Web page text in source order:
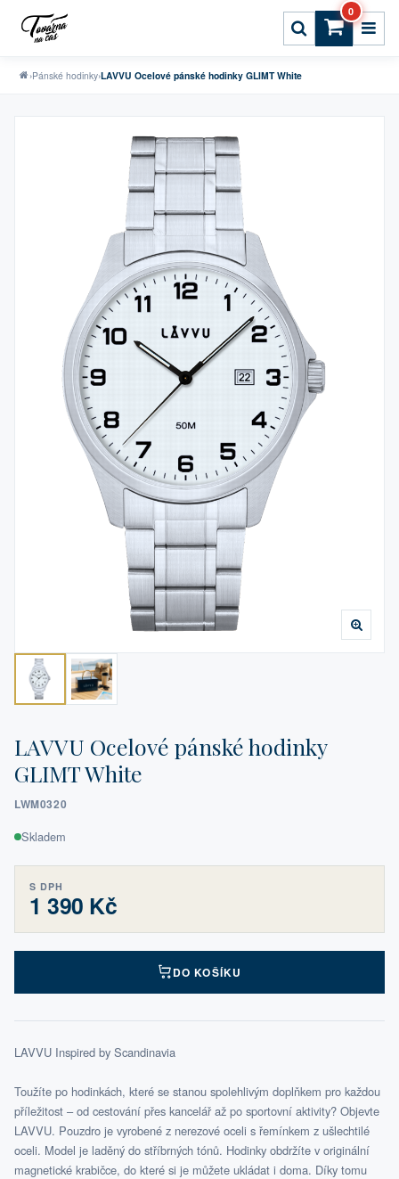
0
›Pánské hodinky›LAVVU Ocelové pánské hodinky GLIMT White
LAVVU Ocelové pánské hodinky
GLIMT White
LWM0320
Skladem
S DPH
1 390 Kč
DO KOŠÍKU
LAVVU Inspired by Scandinavia
Toužíte po hodinkách, které se stanou spolehlivým doplňkem pro každou
příležitost – od cestování přes kancelář až po sportovní aktivity? Objevte
LAVVU. Pouzdro je vyrobené z nerezové oceli s řemínkem z ušlechtilé
oceli. Model je laděný do stříbrných tónů. Hodinky obdržíte v originální
magnetické krabičce, do které si je můžete ukládat i doma. Díky tomu